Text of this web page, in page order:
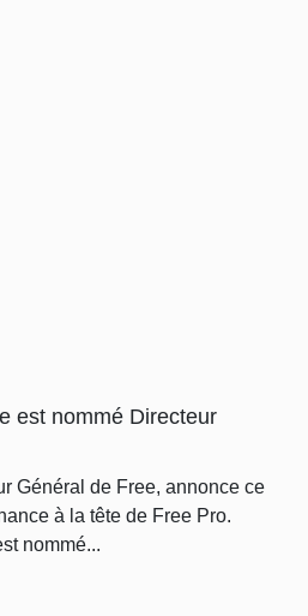
est nommé Directeur
Général de Free, annonce ce
à la tête de Free Pro.
nommé...